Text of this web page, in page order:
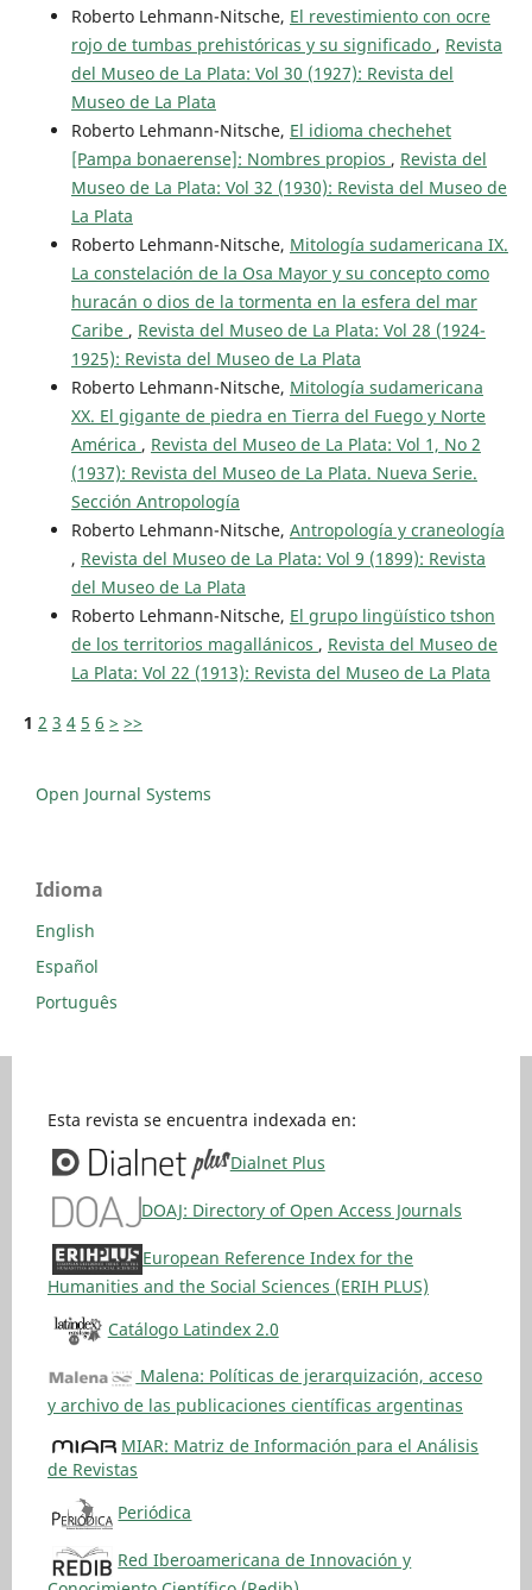
Roberto Lehmann-Nitsche, El revestimiento con ocre
rojo de tumbas prehistóricas y su significado , Revista
del Museo de La Plata: Vol 30 (1927): Revista del
Museo de La Plata
Roberto Lehmann-Nitsche, El idioma chechehet
[Pampa bonaerense]: Nombres propios , Revista del
Museo de La Plata: Vol 32 (1930): Revista del Museo de
La Plata
Roberto Lehmann-Nitsche, Mitología sudamericana IX.
La constelación de la Osa Mayor y su concepto como
huracán o dios de la tormenta en la esfera del mar
Caribe , Revista del Museo de La Plata: Vol 28 (1924-
1925): Revista del Museo de La Plata
Roberto Lehmann-Nitsche, Mitología sudamericana
XX. El gigante de piedra en Tierra del Fuego y Norte
América , Revista del Museo de La Plata: Vol 1, No 2
(1937): Revista del Museo de La Plata. Nueva Serie.
Sección Antropología
Roberto Lehmann-Nitsche, Antropología y craneología
, Revista del Museo de La Plata: Vol 9 (1899): Revista
del Museo de La Plata
Roberto Lehmann-Nitsche, El grupo lingüístico tshon
de los territorios magallánicos , Revista del Museo de
La Plata: Vol 22 (1913): Revista del Museo de La Plata
1 2 3 4 5 6 > >>
Open Journal Systems
Idioma
English
Español
Português
Esta revista se encuentra indexada en:
Dialnet Plus
DOAJ: Directory of Open Access Journals
European Reference Index for the
Humanities and the Social Sciences (ERIH PLUS)
Catálogo Latindex 2.0
Malena: Políticas de jerarquización, acceso
y archivo de las publicaciones científicas argentinas
MIAR: Matriz de Información para el Análisis
de Revistas
Periódica
Red Iberoamericana de Innovación y